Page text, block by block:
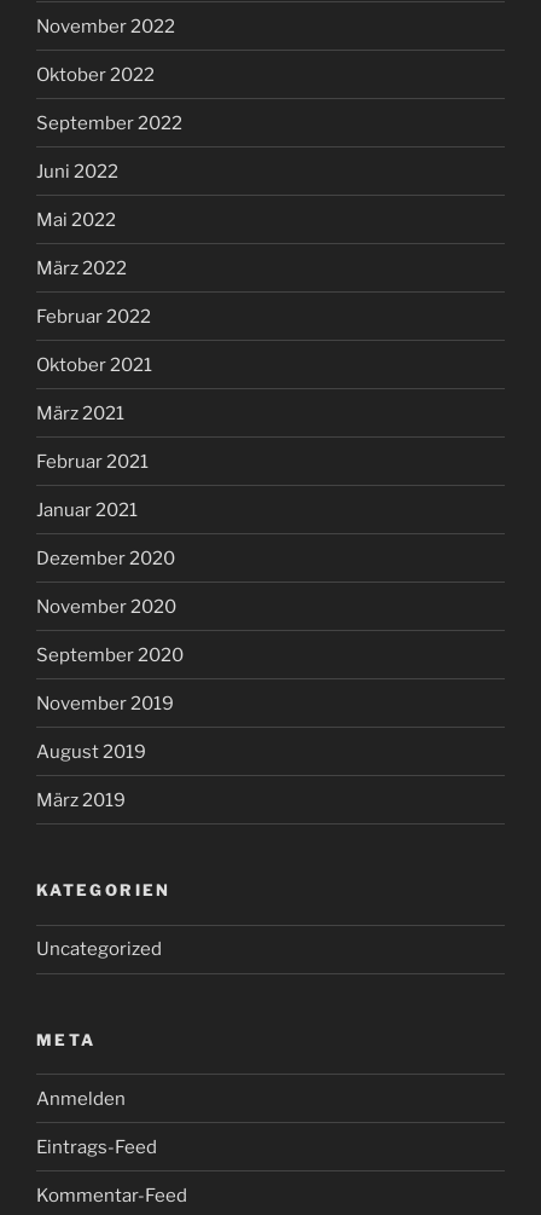
November 2022
Oktober 2022
September 2022
Juni 2022
Mai 2022
März 2022
Februar 2022
Oktober 2021
März 2021
Februar 2021
Januar 2021
Dezember 2020
November 2020
September 2020
November 2019
August 2019
März 2019
KATEGORIEN
Uncategorized
META
Anmelden
Eintrags-Feed
Kommentar-Feed